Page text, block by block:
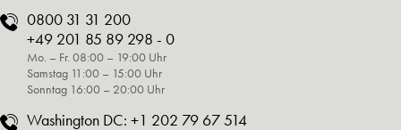
0800 31 31 200
+49 201 85 89 298 - 0
Mo. – Fr. 08:00 – 19:00 Uhr
Samstag 11:00 – 15:00 Uhr
Sonntag 16:00 – 20:00 Uhr
Washington DC: +1 202 79 67 514